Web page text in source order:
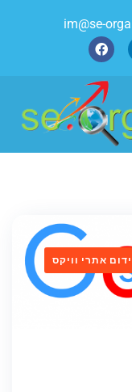
im@se-
אתרי וויקס